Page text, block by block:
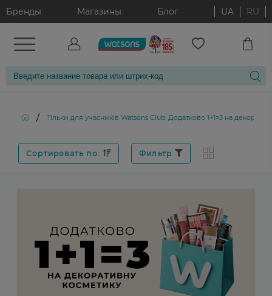
Бренды Магазины Блог UA RU
/ Тільки для учасників Watsons Club: Додатково 1+1=3 на
Сортировать по: Фильтр